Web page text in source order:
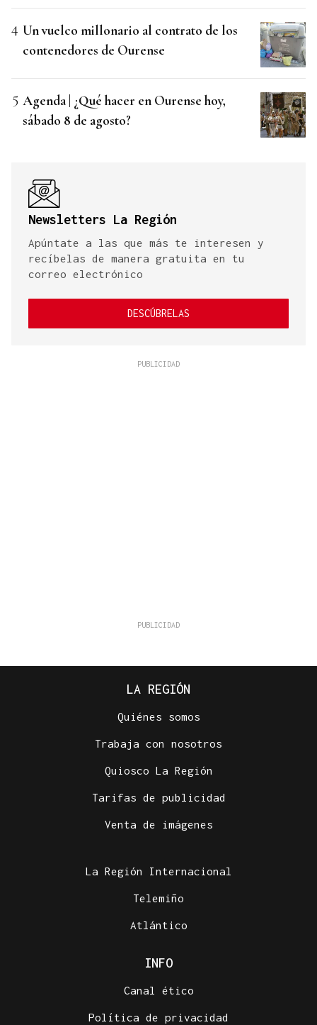
Un vuelco millonario al contrato de los
contenedores de Ourense
Agenda | ¿Qué hacer en Ourense hoy,
sábado 8 de agosto?
Newsletters La Región
Apúntate a las que más te interesen y
recíbelas de manera gratuita en tu
correo electrónico
DESCÚBRELAS
LA REGIÓN
Quiénes somos
Trabaja con nosotros
Quiosco La Región
Tarifas de publicidad
Venta de imágenes
La Región Internacional
Telemiño
Atlántico
INFO
Canal ético
Política de privacidad